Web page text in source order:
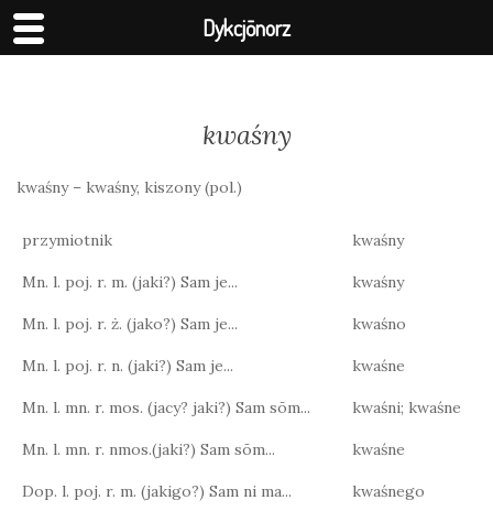
kwaśny
kwaśny – kwaśny, kiszony (pol.)
przymiotnik kwaśny
Mn. l. poj. r. m. (jaki?) Sam je... kwaśny
Mn. l. poj. r. ż. (jako?) Sam je... kwaśno
Mn. l. poj. r. n. (jaki?) Sam je... kwaśne
Mn. l. mn. r. mos. (jacy? jaki?) Sam sōm... kwaśni; kwaśne
Mn. l. mn. r. nmos.(jaki?) Sam sōm... kwaśne
Dop. l. poj. r. m. (jakigo?) Sam ni ma... kwaśnego
Dykcjōnorz